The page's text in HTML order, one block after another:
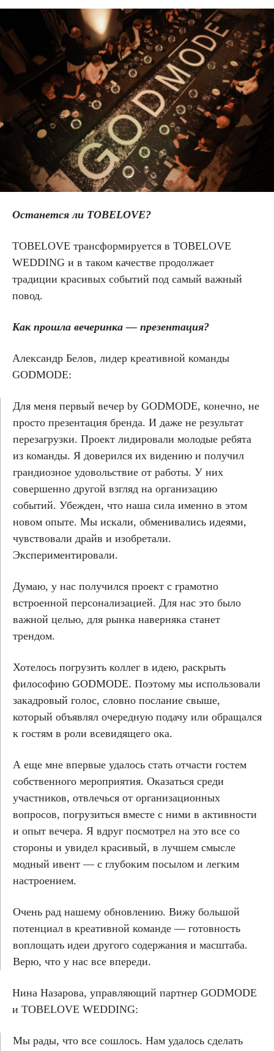
Останется ли TOBELOVE?
TOBELOVE трансформируется в TOBELOVE
WEDDING и в таком качестве продолжает
традиции красивых событий под самый важный
повод.
Как прошла вечеринка — презентация?
Александр Белов, лидер креативной команды
GODMODE:
Для меня первый вечер by GODMODE, конечно, не
просто презентация бренда. И даже не результат
перезагрузки. Проект лидировали молодые ребята
из команды. Я доверился их видению и получил
грандиозное удовольствие от работы. У них
совершенно другой взгляд на организацию
событий. Убежден, что наша сила именно в этом
новом опыте. Мы искали, обменивались идеями,
чувствовали драйв и изобретали.
Экспериментировали.
Думаю, у нас получился проект с грамотно
встроенной персонализацией. Для нас это было
важной целью, для рынка наверняка станет
трендом.
Хотелось погрузить коллег в идею, раскрыть
философию GODMODE. Поэтому мы использовали
закадровый голос, словно послание свыше,
который объявлял очередную подачу или обращался
к гостям в роли всевидящего ока.
А еще мне впервые удалось стать отчасти гостем
собственного мероприятия. Оказаться среди
участников, отвлечься от организационных
вопросов, погрузиться вместе с ними в активности
и опыт вечера. Я вдруг посмотрел на это все со
стороны и увидел красивый, в лучшем смысле
модный ивент — с глубоким посылом и легким
настроением.
Очень рад нашему обновлению. Вижу большой
потенциал в креативной команде — готовность
воплощать идеи другого содержания и масштаба.
Верю, что у нас все впереди.
Нина Назарова, управляющий партнер GODMODE
и TOBELOVE WEDDING:
Мы рады, что все сошлось. Нам удалось сделать